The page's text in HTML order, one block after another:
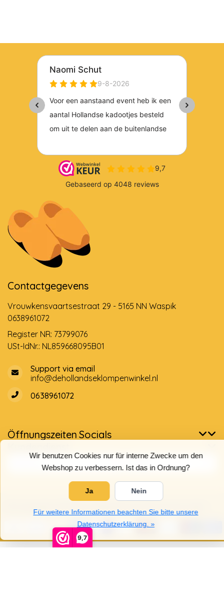
9,7
Wir benutzen Cookies nur für interne Zwecke um den
Webshop zu verbessern. Ist das in Ordnung?
Ja Nein
Für weitere Informationen beachten Sie bitte unsere
Datenschutzerklärung. »
Contactgegevens
Vrouwkensvaartsestraat 29 - 5165 NN Waspik
0638961072
Register NR: 73799076
USt-IdNr.: NL859668095B01
Support via email
info@dehollandseklompenwinkel.nl
0638961072
Öffnungszeiten Socials
© Copyright 2026 Der Holländische Holzschuhe Laden